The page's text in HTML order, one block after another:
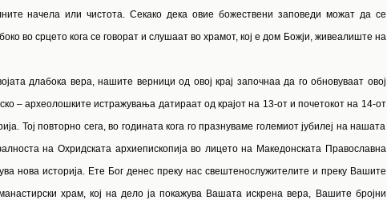
начела или чистота. Секако дека овие божествени заповеди можат да се
во срцето кога се говорат и слушаат во храмот, кој е дом Божји, живеалиште на
длабока вера, нашите верници од овој крај започнаа да го обновуваат овој
– археолошките истражувања датираат од крајот на 13-от и почетокот на 14-от
Тој повторно сега, во годината кога го празнуваме големиот јубилеј на нашата
на Охридската архиепископија во лицето на Македонската Православна
нова историја. Ете Бог денес преку нас свештенослужителите и преку Вашите
храм, кој на дело ја покажува Вашата искрена вера, Вашите бројни